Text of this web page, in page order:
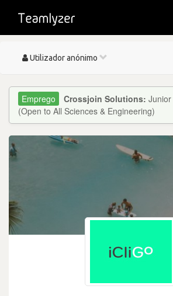
Toggle
Utilizador anónimo
Crossjoin Solutions:
(Open to All Sciences & Engineering)